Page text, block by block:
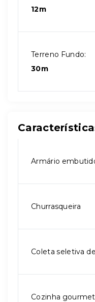
12m
Terreno Fundo:
30m
Armário
Churrasqueira
Coleta seletiva
Cozinha gourmet